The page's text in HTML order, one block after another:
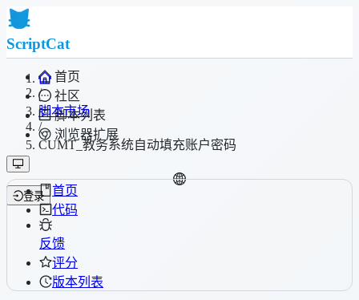
ScriptCat
首页
社区
脚本列表
浏览器扩展
登录
/
脚本市场
/
CUMT_教务系统自动填充账户密码
首页
代码
反馈
评分
版本列表